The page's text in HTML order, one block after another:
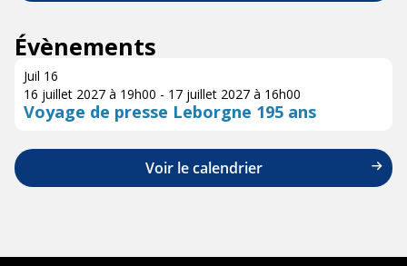
Évènements
Juil 16
16 juillet 2027 à 19h00 - 17 juillet 2027 à 16h00
Voyage de presse Leborgne 195 ans
Voir le calendrier